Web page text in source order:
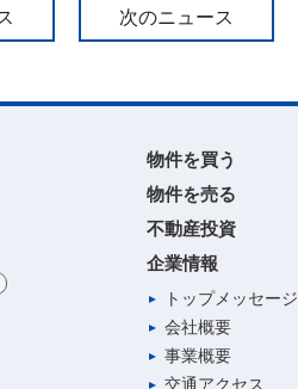
次のニュース
物件を買う
物件を売る
不動産投資
企業情報
トップメッセージ
会社概要
事業概要
交通アクセス